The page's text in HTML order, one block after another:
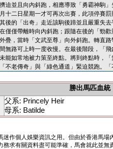
迫並且向內斜跑，相應導致「勇霸神駒
十二日星期一才可再次出賽，此項停賽
後的「出奇」走近該駒後蹄並且嚴重失
僅僅帶離時向內斜跑；跟隨在後的「勁
疊，當時「文武至尊」向外斜跑。轉直
無路可上時一度收慢。在最後階段，「
能如常地被力策至終點。將到終點時，
不老傳奇」與「綠色通道」緊迫競跑。
勝出馬匹血統
父系: Princely Heir
母系: Batilde
迷作個人娛樂資訊之用。但由於香港馬
求有關資料盡可能準確，馬會就此並